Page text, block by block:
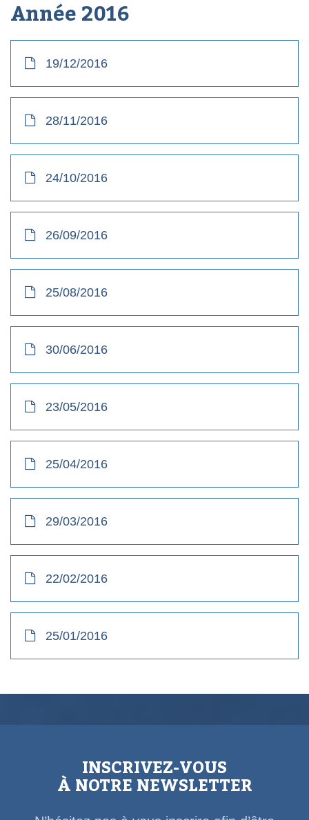
Année2016
19/12/2016
28/11/2016
24/10/2016
26/09/2016
25/08/2016
30/06/2016
23/05/2016
25/04/2016
29/03/2016
22/02/2016
25/01/2016
INSCRIVEZ-VOUS
À NOTRE NEWSLETTER